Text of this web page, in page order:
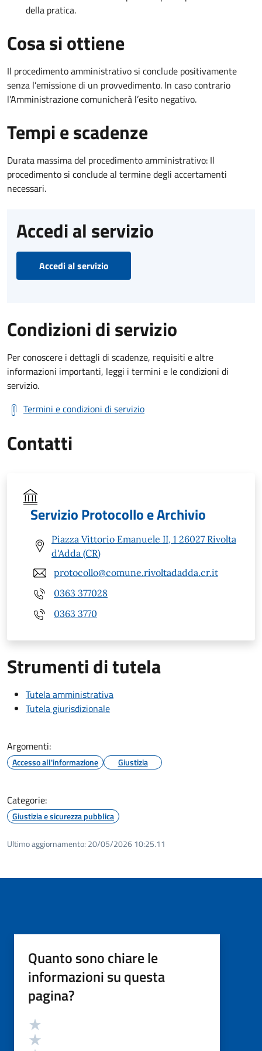
della pratica.
Cosa si ottiene
Il procedimento amministrativo si conclude positivamente
senza l’emissione di un provvedimento. In caso contrario
l’Amministrazione comunicherà l’esito negativo.
Tempi e scadenze
Durata massima del procedimento amministrativo: Il
procedimento si conclude al termine degli accertamenti
necessari.
Accedi al servizio
Accedi al servizio
Condizioni di servizio
Per conoscere i dettagli di scadenze, requisiti e altre
informazioni importanti, leggi i termini e le condizioni di
servizio.
Termini e condizioni di servizio
Contatti
Servizio Protocollo e Archivio
Piazza Vittorio Emanuele II, 1 26027 Rivolta
d'Adda (CR)
protocollo@comune.rivoltadadda.cr.it
0363 377028
0363 3770
Strumenti di tutela
Tutela amministrativa
Tutela giurisdizionale
Argomenti:
Accesso all'informazione Giustizia
Categorie:
Giustizia e sicurezza pubblica
Ultimo aggiornamento: 20/05/2026 10:25.11
Quanto sono chiare le
informazioni su questa
pagina?
Valutazione